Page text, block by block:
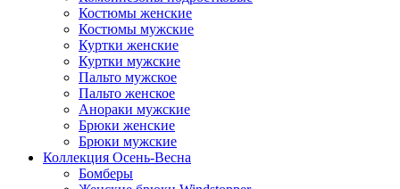
Костюмы женские
Костюмы мужские
Куртки женские
Куртки мужские
Пальто мужское
Пальто женское
Анораки мужские
Брюки женские
Брюки мужские
Коллекция Осень-Весна
Бомберы